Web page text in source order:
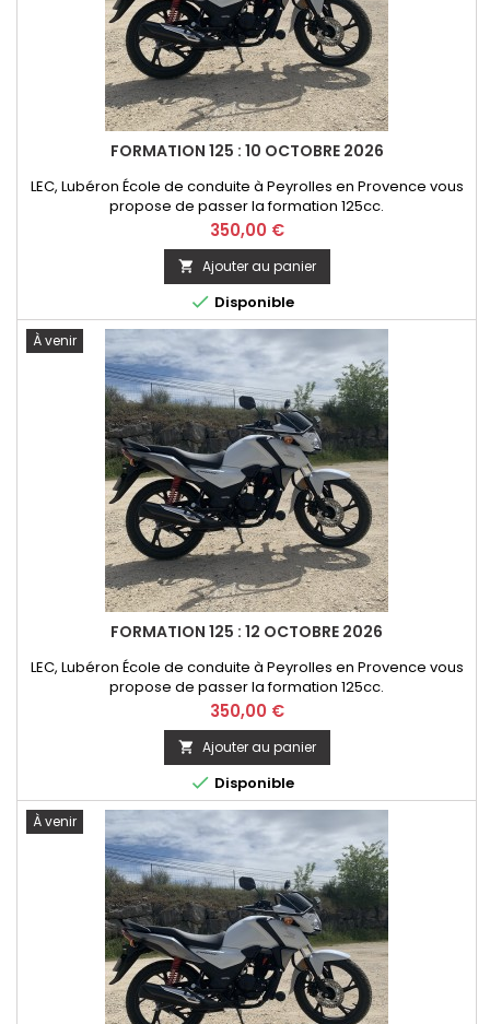
FORMATION 125 : 10 OCTOBRE 2026
LEC, Lubéron École de conduite à Peyrolles en Provence vous
propose de passer la formation 125cc.
Prix
350,00 €
 Ajouter au panier
 Disponible
À venir
FORMATION 125 : 12 OCTOBRE 2026
LEC, Lubéron École de conduite à Peyrolles en Provence vous
propose de passer la formation 125cc.
Prix
350,00 €
 Ajouter au panier
 Disponible
À venir